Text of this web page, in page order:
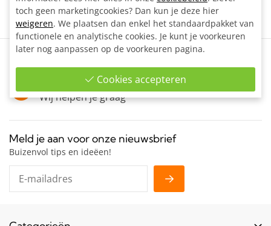
Contactformulier
Vul ons contactformulier in
info@bouwbuis.nl
Wij helpen je graag
Meld je aan voor onze nieuwsbrief
Buizenvol tips en ideëen!
toch geen marketingcookies? Dan kun je deze hier
weigeren. We plaatsen dan enkel het standaardpakket van
functionele en analytische cookies. Je kunt je voorkeuren
later nog aanpassen op de voorkeuren pagina.
Cookies accepteren